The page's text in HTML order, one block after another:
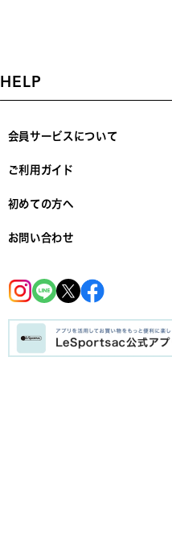
HELP
会員サービスについて
ご利用ガイド
初めての方へ
お問い合わせ